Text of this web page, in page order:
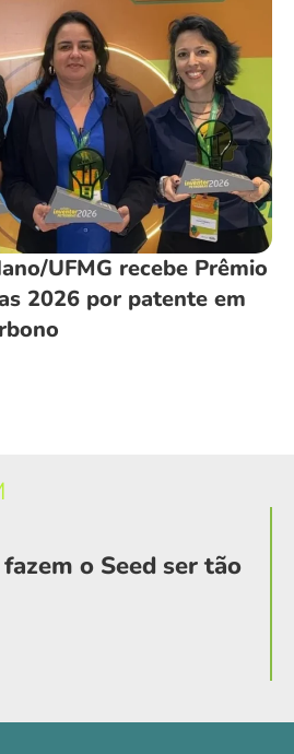
UFMG recebe Prêmio
2026 por patente em
o Seed ser tão